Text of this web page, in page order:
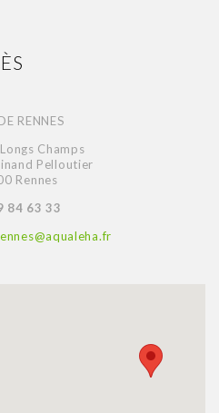
RENNES
Champs
Pelloutier
Rennes
84 63 33